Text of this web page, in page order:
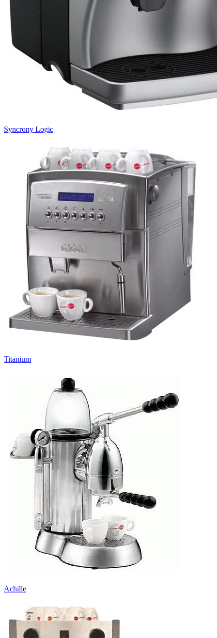
Syncrony Logic
Titanium
Achille